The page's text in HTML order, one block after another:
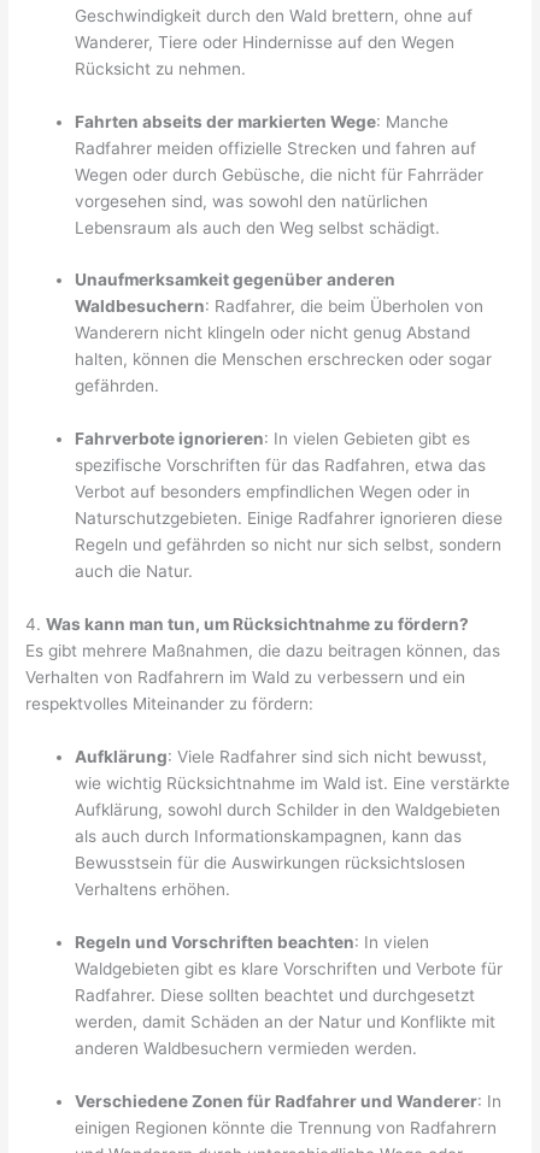
Geschwindigkeit durch den Wald brettern, ohne auf
Wanderer, Tiere oder Hindernisse auf den Wegen
Rücksicht zu nehmen.
Fahrten abseits der markierten Wege: Manche
Radfahrer meiden offizielle Strecken und fahren auf
Wegen oder durch Gebüsche, die nicht für Fahrräder
vorgesehen sind, was sowohl den natürlichen
Lebensraum als auch den Weg selbst schädigt.
Unaufmerksamkeit gegenüber anderen
Waldbesuchern: Radfahrer, die beim Überholen von
Wanderern nicht klingeln oder nicht genug Abstand
halten, können die Menschen erschrecken oder sogar
gefährden.
Fahrverbote ignorieren: In vielen Gebieten gibt es
spezifische Vorschriften für das Radfahren, etwa das
Verbot auf besonders empfindlichen Wegen oder in
Naturschutzgebieten. Einige Radfahrer ignorieren diese
Regeln und gefährden so nicht nur sich selbst, sondern
auch die Natur.
4.Was kann man tun, um Rücksichtnahme zu fördern?
Es gibt mehrere Maßnahmen, die dazu beitragen können, das
Verhalten von Radfahrern im Wald zu verbessern und ein
respektvolles Miteinander zu fördern:
Aufklärung: Viele Radfahrer sind sich nicht bewusst,
wie wichtig Rücksichtnahme im Wald ist. Eine verstärkte
Aufklärung, sowohl durch Schilder in den Waldgebieten
als auch durch Informationskampagnen, kann das
Bewusstsein für die Auswirkungen rücksichtslosen
Verhaltens erhöhen.
Regeln und Vorschriften beachten: In vielen
Waldgebieten gibt es klare Vorschriften und Verbote für
Radfahrer. Diese sollten beachtet und durchgesetzt
werden, damit Schäden an der Natur und Konflikte mit
anderen Waldbesuchern vermieden werden.
Verschiedene Zonen für Radfahrer und Wanderer: In
einigen Regionen könnte die Trennung von Radfahrern